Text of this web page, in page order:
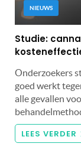
NIEUWS
Studie:
Onderzoekers
goed werkt
alle gevallen
LEES VERDER